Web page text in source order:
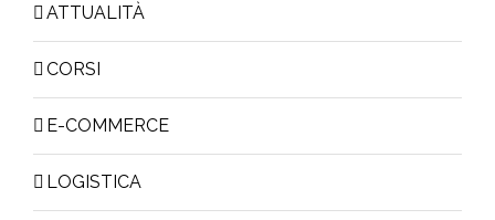
ATTUALITÀ
CORSI
E-COMMERCE
LOGISTICA